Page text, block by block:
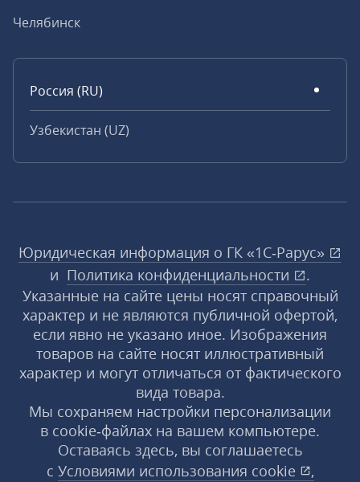
Челябинск
Россия (RU)
Узбекистан (UZ)
Юридическая информация о ГК «1С‑Рарус»
и Политика конфиденциальности
.
Указанные на сайте цены носят справочный
характер и не являются публичной офертой,
если явно не указано иное. Изображения
товаров на сайте носят иллюстративный
характер и могут отличаться от фактического
вида товара.
Мы сохраняем настройки персонализации
в cookie‑файлах на вашем компьютере.
Оставаясь здесь, вы соглашаетесь
с Условиями использования cookie
,